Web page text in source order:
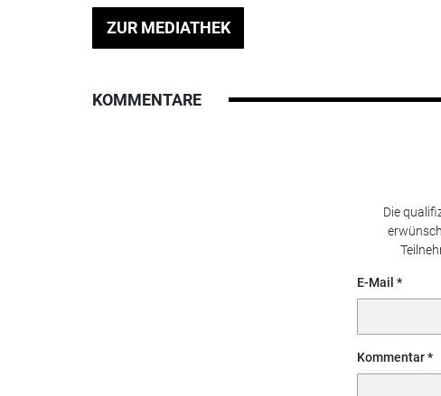
ZUR MEDIATHEK
KOMMENTARE
Die
E-Mail
Kommentar